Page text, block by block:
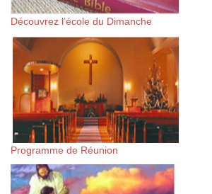
Découvrez l’école du Dimanche
Programme de Réunion